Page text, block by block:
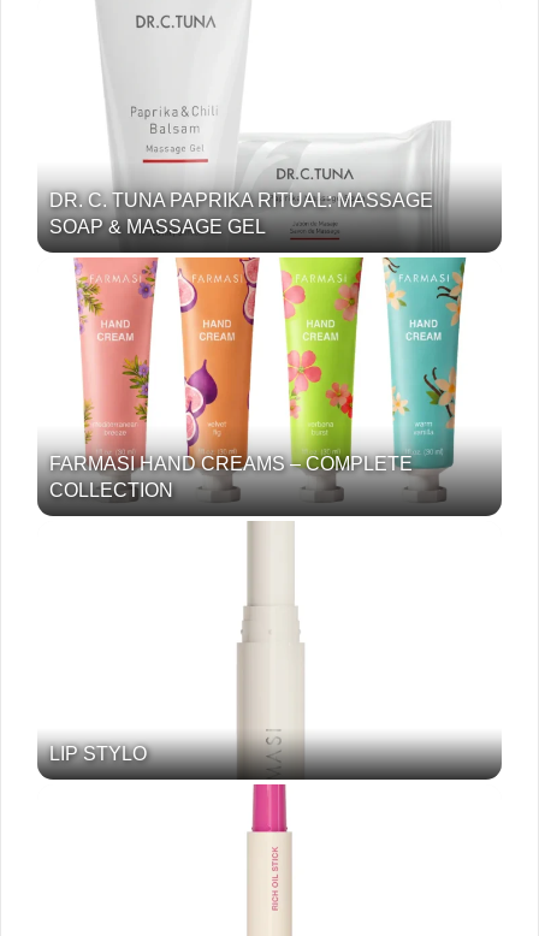
DR. C. TUNA PAPRIKA RITUAL: MASSAGE
SOAP & MASSAGE GEL
FARMASI HAND CREAMS – COMPLETE
COLLECTION
LIP STYLO